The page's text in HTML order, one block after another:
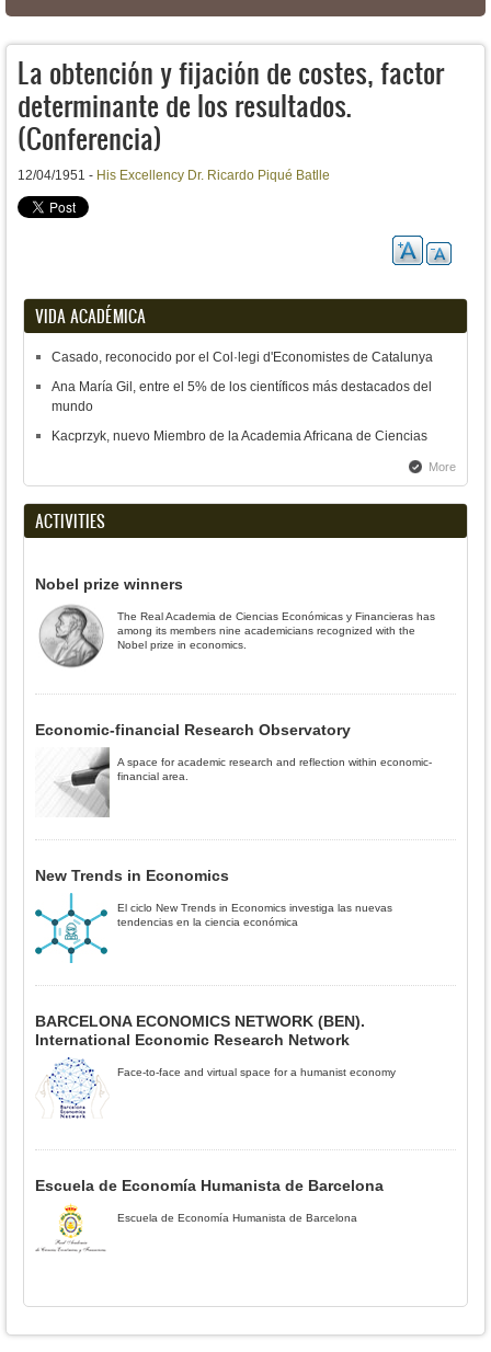
La obtención y fijación de costes, factor
determinante de los resultados.
(Conferencia)
12/04/1951 - His Excellency Dr. Ricardo Piqué Batlle
VIDA ACADÉMICA
Casado, reconocido por el Col·legi d'Economistes de Catalunya
Ana María Gil, entre el 5% de los científicos más destacados del
mundo
Kacprzyk, nuevo Miembro de la Academia Africana de Ciencias
More
ACTIVITIES
Nobel prize winners
The Real Academia de Ciencias Económicas y Financieras has
among its members nine academicians recognized with the
Nobel prize in economics.
Economic-financial Research Observatory
A space for academic research and reflection within economic-
financial area.
New Trends in Economics
El ciclo New Trends in Economics investiga las nuevas
tendencias en la ciencia económica
BARCELONA ECONOMICS NETWORK (BEN).
International Economic Research Network
Face-to-face and virtual space for a humanist economy
Escuela de Economía Humanista de Barcelona
Escuela de Economía Humanista de Barcelona